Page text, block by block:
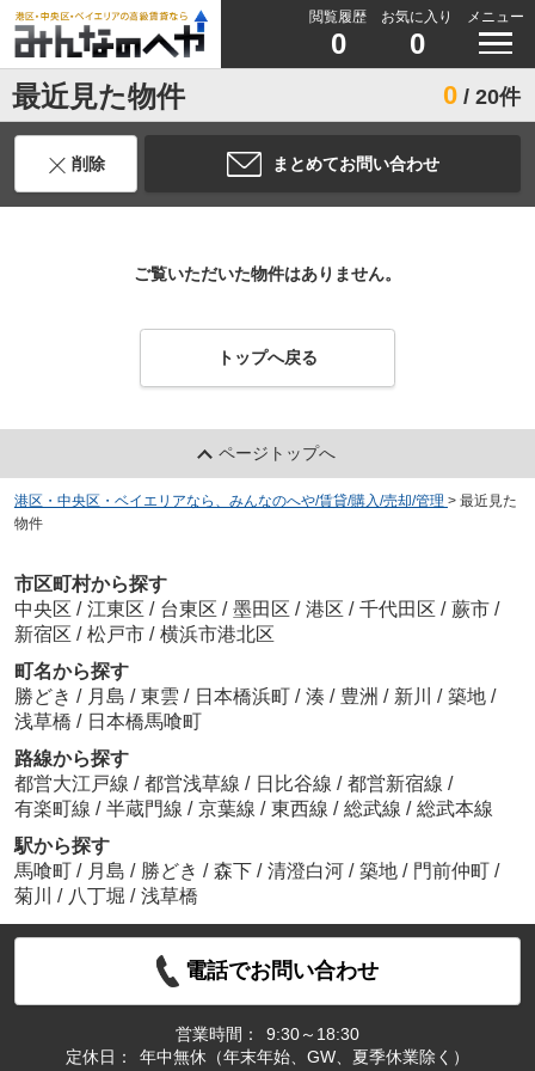
閲覧履歴
0
お気に入り
0
メニュー
最近見た物件 0 / 20件
削除 まとめてお問い合わせ
ご覧いただいた物件はありません。
トップへ戻る
ページトップへ
港区・中央区・ベイエリアなら、みんなのへや/賃貸/購入/売却/管理 > 最近見た
物件
市区町村から探す
中央区 / 江東区 / 台東区 / 墨田区 / 港区 / 千代田区 / 蕨市 /
新宿区 / 松戸市 / 横浜市港北区
町名から探す
勝どき / 月島 / 東雲 / 日本橋浜町 / 湊 / 豊洲 / 新川 / 築地 /
浅草橋 / 日本橋馬喰町
路線から探す
都営大江戸線 / 都営浅草線 / 日比谷線 / 都営新宿線 /
有楽町線 / 半蔵門線 / 京葉線 / 東西線 / 総武線 / 総武本線
駅から探す
馬喰町 / 月島 / 勝どき / 森下 / 清澄白河 / 築地 / 門前仲町 /
菊川
/ 八丁堀 / 浅草橋
電話でお問い合わせ
営業時間：
9:30～18:30
定休日：
年中無休（年末年始、GW、夏季休業除く）